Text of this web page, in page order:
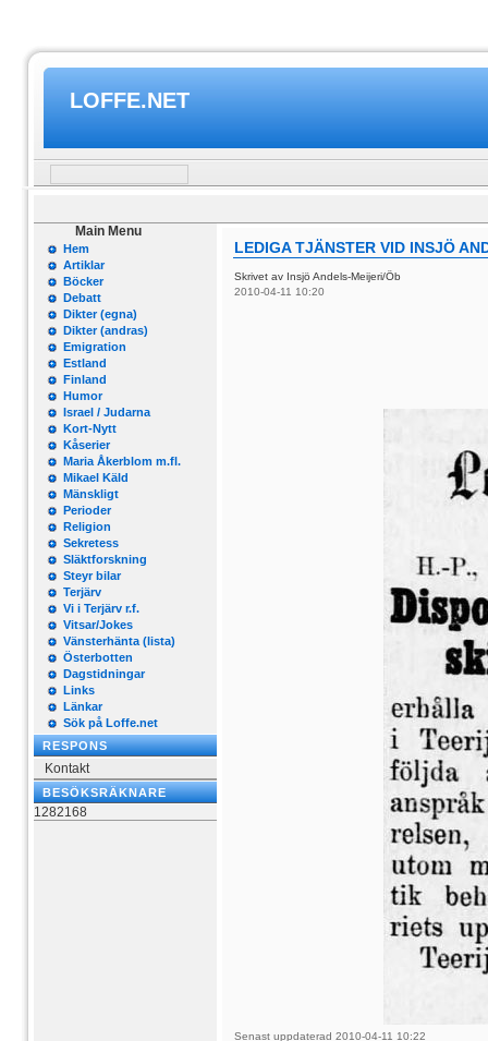
LOFFE.NET
Main Menu
Hem
Artiklar
Böcker
Debatt
Dikter (egna)
Dikter (andras)
Emigration
Estland
Finland
Humor
Israel / Judarna
Kort-Nytt
Kåserier
Maria Åkerblom m.fl.
Mikael Käld
Mänskligt
Perioder
Religion
Sekretess
Släktforskning
Steyr bilar
Terjärv
Vi i Terjärv r.f.
Vitsar/Jokes
Vänsterhänta (lista)
Österbotten
Dagstidningar
Links
Länkar
Sök på Loffe.net
RESPONS
Kontakt
BESÖKSRÄKNARE
1282168
LEDIGA TJÄNSTER VID INSJÖ
Skrivet av Insjö Andels-Meijeri/Öb
2010-04-11 10:20
Senast uppdaterad 2010-04-11 10:22